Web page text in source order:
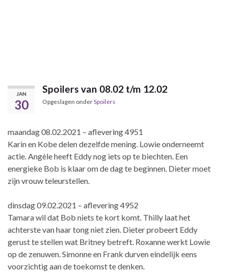
JAN
30
Spoilers van 08.02 t/m 12.02
Opgeslagen onderSpoilers
maandag 08.02.2021 – aflevering 4951
Karin en Kobe delen dezelfde mening. Lowie onderneemt
actie. Angèle heeft Eddy nog iets op te biechten. Een
energieke Bob is klaar om de dag te beginnen. Dieter moet
zijn vrouw teleurstellen.
dinsdag 09.02.2021 – aflevering 4952
Tamara wil dat Bob niets te kort komt. Thilly laat het
achterste van haar tong niet zien. Dieter probeert Eddy
gerust te stellen wat Britney betreft. Roxanne werkt Lowie
op de zenuwen. Simonne en Frank durven eindelijk eens
voorzichtig aan de toekomst te denken.